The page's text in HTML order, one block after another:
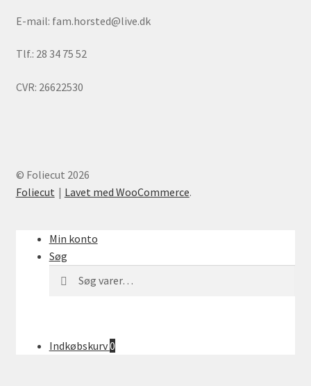
E-mail: fam.horsted@live.dk
Tlf.: 28 34 75 52
CVR: 26622530
© Foliecut 2026
Foliecut
Lavet med WooCommerce.
Min konto
Søg
Indkøbskurv0